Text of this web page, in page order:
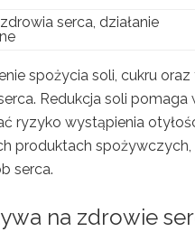
serca, działanie
spożycia soli, cukru
Redukcja soli pomaga
ryzyko wystąpienia
produktach spożywczych,
serca.
na zdrowie